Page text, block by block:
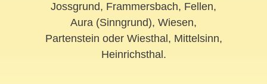
Jossgrund, Frammersbach, Fellen,
Aura (Sinngrund), Wiesen,
Partenstein oder Wiesthal, Mittelsinn,
Heinrichsthal.